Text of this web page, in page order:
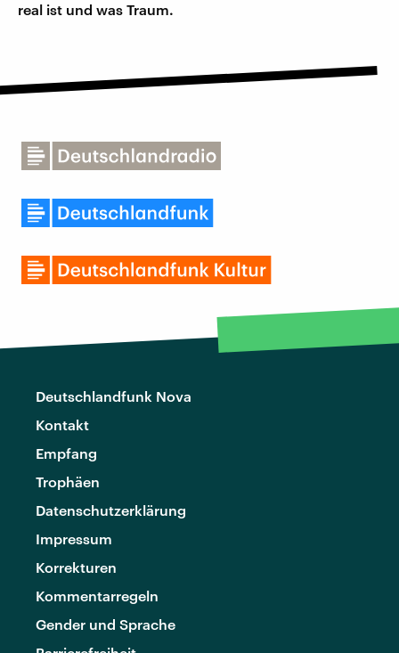
real ist und was Traum.
Deutschlandfunk Nova
Kontakt
Empfang
Trophäen
Datenschutzerklärung
Impressum
Korrekturen
Kommentarregeln
Gender und Sprache